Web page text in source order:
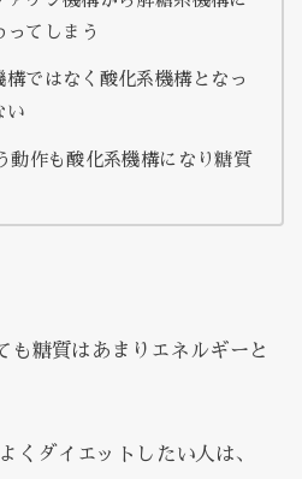
てしまう
ではなく酸化系機構となっ
い
作も酸化系機構になり糖質
も糖質はあまりエネルギーと
くダイエットしたい人は、